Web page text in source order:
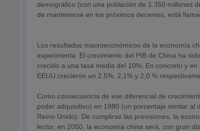
demográfico (con una población de 1.350 millones
de mantenerse en los próximos decenios, está
Los resultados macroeconómicos de la economía
experimenta. El crecimiento del PIB de China ha
crecido a una tasa media del 10%. En concreto y
EEUU.crecieron un 2,5%, 2,1% y 2,0 %
Como consecuencia de ese diferencial de
poder adquisitivo) en 1980 (un porcentaje similar al
Reino Unido). De cumplirse las previsiones, la
lector, en 2050, la economía china será, con gran